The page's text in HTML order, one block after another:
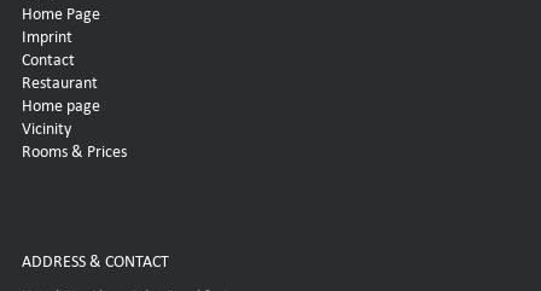
Home Page
Imprint
Contact
Restaurant
Home page
Vicinity
Rooms & Prices
ADDRESS & CONTACT